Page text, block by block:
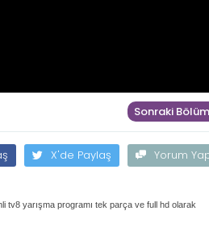
Sonraki Bölüm
X'de Paylaş Yorum
tv8 yarışma programı tek parça ve full hd olarak